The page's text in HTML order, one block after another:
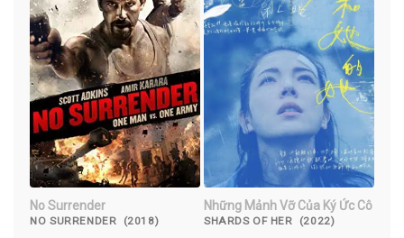
No Surrender
NO SURRENDER (2018)
Những Mảnh Vỡ Của Ký Ức Cô
SHARDS OF HER (2022)